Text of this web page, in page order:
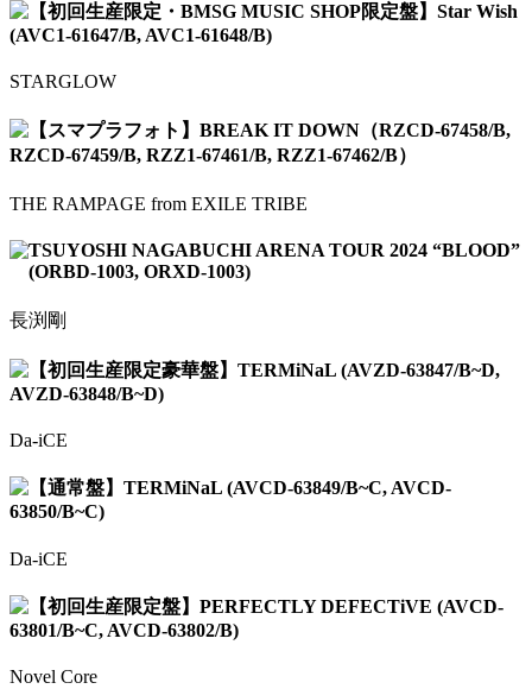
【初回生産限定・BMSG MUSIC SHOP限定盤】Star Wish
(AVC1-61647/B, AVC1-61648/B)
STARGLOW
【スマプラフォト】BREAK IT DOWN（RZCD-67458/B,
RZCD-67459/B, RZZ1-67461/B, RZZ1-67462/B）
THE RAMPAGE from EXILE TRIBE
TSUYOSHI NAGABUCHI ARENA TOUR 2024 “BLOOD”
(ORBD-1003, ORXD-1003)
長渕剛
【初回生産限定豪華盤】TERMiNaL (AVZD-63847/B~D,
AVZD-63848/B~D)
Da-iCE
【通常盤】TERMiNaL (AVCD-63849/B~C, AVCD-
63850/B~C)
Da-iCE
【初回生産限定盤】PERFECTLY DEFECTiVE (AVCD-
63801/B~C, AVCD-63802/B)
Novel Core